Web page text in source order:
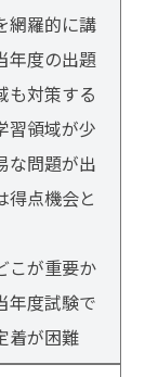
網羅的に講
年度の出題
も対策する
習領域が少
な問題が出
得点機会と
こが重要か
年度試験で
着が困難